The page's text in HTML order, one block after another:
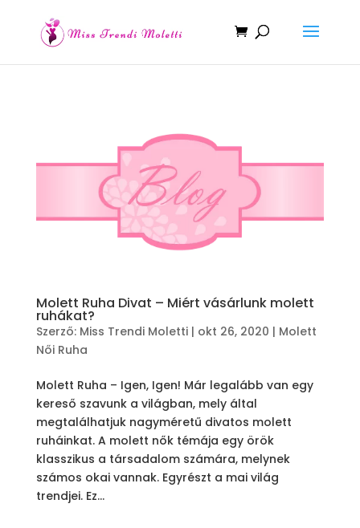
Molett Ruha Divat – Miért vásárlunk molett
ruhákat?
Szerző: Miss Trendi Moletti| okt 26, 2020 | Molett
Női Ruha
Molett Ruha – Igen, Igen! Már legalább van egy
kereső szavunk a világban, mely által
megtalálhatjuk nagyméretű divatos molett
ruháinkat. A molett nők témája egy örök
klasszikus a társadalom számára, melynek
számos okai vannak. Egyrészt a mai világ
trendjei. Ez...